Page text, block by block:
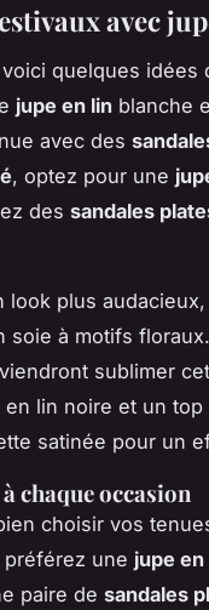
avec
quelques idées
jupe en lin blanche
avec des
, optez pour une
des sandales
look plus
soie à motifs
sublimer
lin noire et un
satinée pour un
chaque occasion
choisir vos
une jupe en
paire de sandales